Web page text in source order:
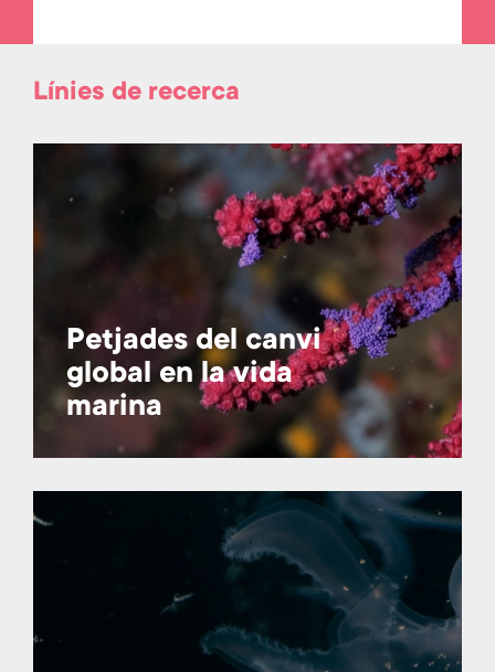
Línies de recerca
Petjades del canvi
global en la vida
marina